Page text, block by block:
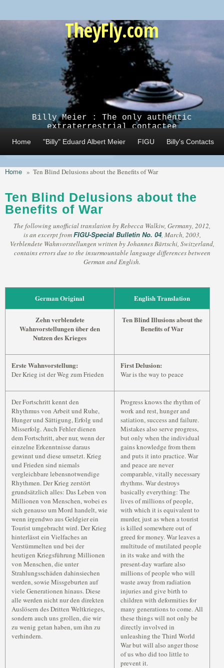
TheyFly.com
Billy Meier : The only authentic
extraterrestrial contactee
Home "Billy" Eduard Albert Meier FIGU Billy's Contacts
Home » Ten Blind Delusions about the Benefits of War
Ten Blind Delusions about the
Benefits of War
The following unofficial translation by Rebecca Walkiw, Germany, 2012,
is an excerpt fromFIGU-Special Bulletin No. 04, March, 2003,
Verblendete Wahnvorstellungen written by Johannes Bärtschi, Switzerland,
contains errors due to the insurmountable language differences between
German and English.
German Original English Translation
Zehn verblendete
Wahnvorstellungen über den
Nutzen des Krieges
Ten Blind Illusions about the
Benefits of War
Erste Wahnvorstellung:
Der Krieg ist der Weg zum Frieden
First Delusion:
War is the way to peace
Der Fortschritt kennt den
Rhythmus von Arbeit und Ruhe,
Hunger und Sättigung, Erfolg und
Misserfolg. Auch Fehler dienen
dem Fortschritt, aber nur, wenn der
einzelne Erkenntnisse daraus
gewinnt und diese umsetzt. Krieg
und Frieden sind niemals
vergleichbare lebensnotwendige
Rhythmen. Der Krieg zerstört
grundsätzlich alles: Das Leben von
Millionen von Menschen, wobei es
sich genauso um Mord handelt, wie
wenn irgendwo aus Geldgier ein
Tourist umgebracht wird. Der Krieg
hinterlässt ein Vielfaches an
Verstümmelten und bei der
heutigen Kriegsführung Millionen
von Menschen, die unter
Strahlungsschäden dahinsiechen
werden, sowie Missgeburten auf
viele Generationen hinaus. Diese
alle werden nicht nur den direkten
Auslösern des Dritten Weltkrieges,
sondern auch uns grollen, die wir
zu wenig getan haben, um ihn zu
verhindern.
Progress knows the rhythm of
work and rest, hunger and
satiation, success and failure.
Mistakes also serve progress,
but only when the individual
gains knowledge from them
and puts it into practice. War
and peace are never
comparable, vitally necessary
rhythms. War destroys
basically everything: The
lives of millions of people,
with which it is equivalent to
murder, just as when a tourist
is killed somewhere out of
greed for money. War leaves a
multitude of mutilated people
in its wake and with the
present-day warfare also
millions of people who will
waste away from radiation
injuries and give birth to
children with deformities for
many generations to come. All
these things will not only be
directly involved in
unleashing the Third World
War but will also anger those
of us who did too little to
prevent it.